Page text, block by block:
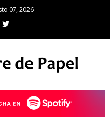
07, 2026